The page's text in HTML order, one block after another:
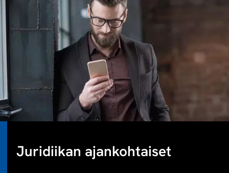
Juridiikan ajankohtaiset